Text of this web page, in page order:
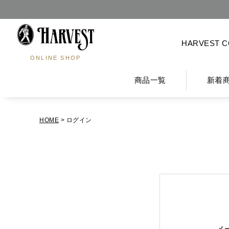
ONLINE SHOP
HARVEST
商品一覧 新着
HOME ログイン